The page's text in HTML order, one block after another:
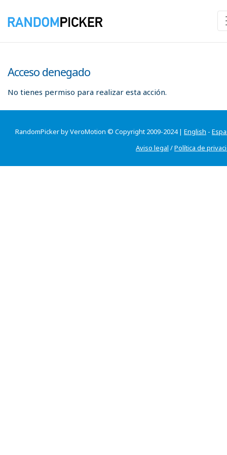
Acceso denegado
No tienes permiso para realizar esta acción.
RandomPicker by VeroMotion © Copyright 2009-2024 | English -
Aviso legal /Política de